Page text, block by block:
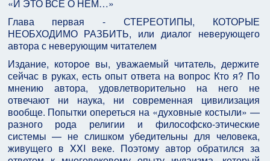
«И ЭТО ВСЁ О НЁМ…»
Глава первая - СТЕРЕОТИПЫ, КОТОРЫЕ
НЕОБХОДИМО РАЗБИТЬ, или диалог неверующего
автора с неверующим читателем
Издание, которое вы, уважаемый читатель, держите
сейчас в руках, есть опыт ответа на вопрос Кто я? По
мнению автора, удовлетворительно на него не
отвечают ни наука, ни современная цивилизация
вообще. Попытки опереться на «духовные костыли» —
разного рода религии и философско-этические
системы — не слишком убедительны для человека,
живущего в XXI веке. Поэтому автор обратился за